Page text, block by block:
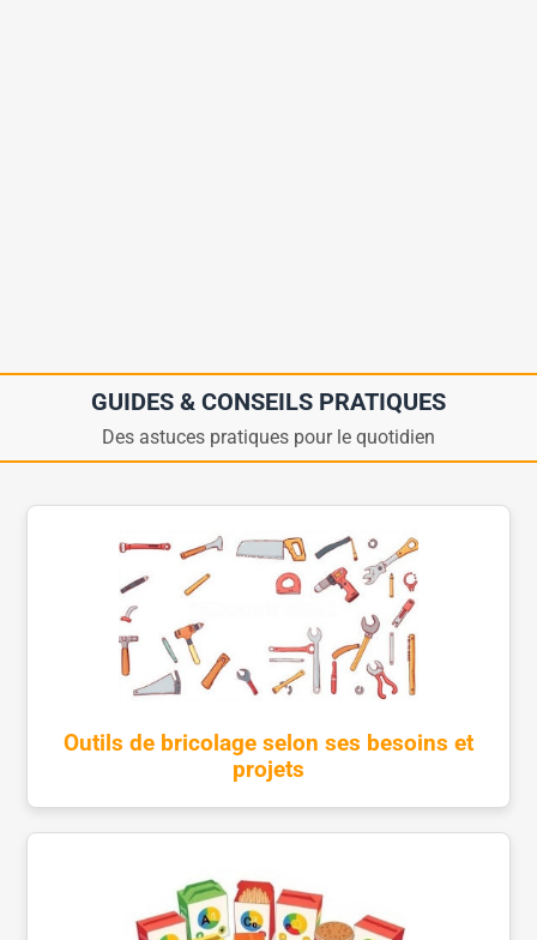
GUIDES & CONSEILS PRATIQUES
Des astuces pratiques pour le quotidien
Outils de bricolage selon ses besoins et
projets